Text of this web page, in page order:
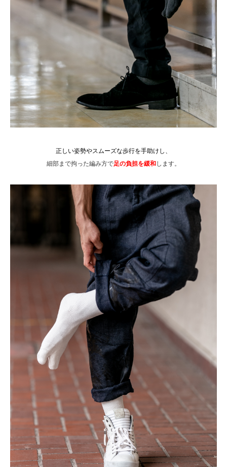
正しい姿勢やスムーズな歩行を手助けし、
細部まで拘った編み方で足の負担を緩和 します。